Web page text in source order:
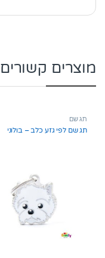
מוצרים קשורים
תג שם
תג שם לפי גזע כלב – בולוני